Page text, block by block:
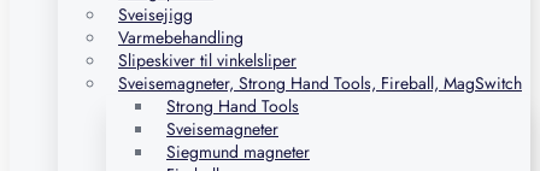
Sveisejigg
Varmebehandling
Slipeskiver til vinkelsliper
Sveisemagneter, Strong Hand Tools, Fireball, MagSwitch
Strong Hand Tools
Sveisemagneter
Siegmund magneter